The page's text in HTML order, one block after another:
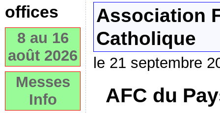
offices
8 au 16
août 2026
Messes
Info
Association
Catholique
le 21 septembre
AFC du